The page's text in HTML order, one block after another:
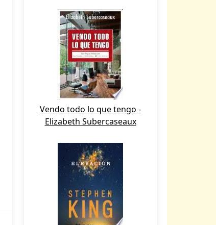
Vendo todo lo que tengo -
Elizabeth Subercaseaux